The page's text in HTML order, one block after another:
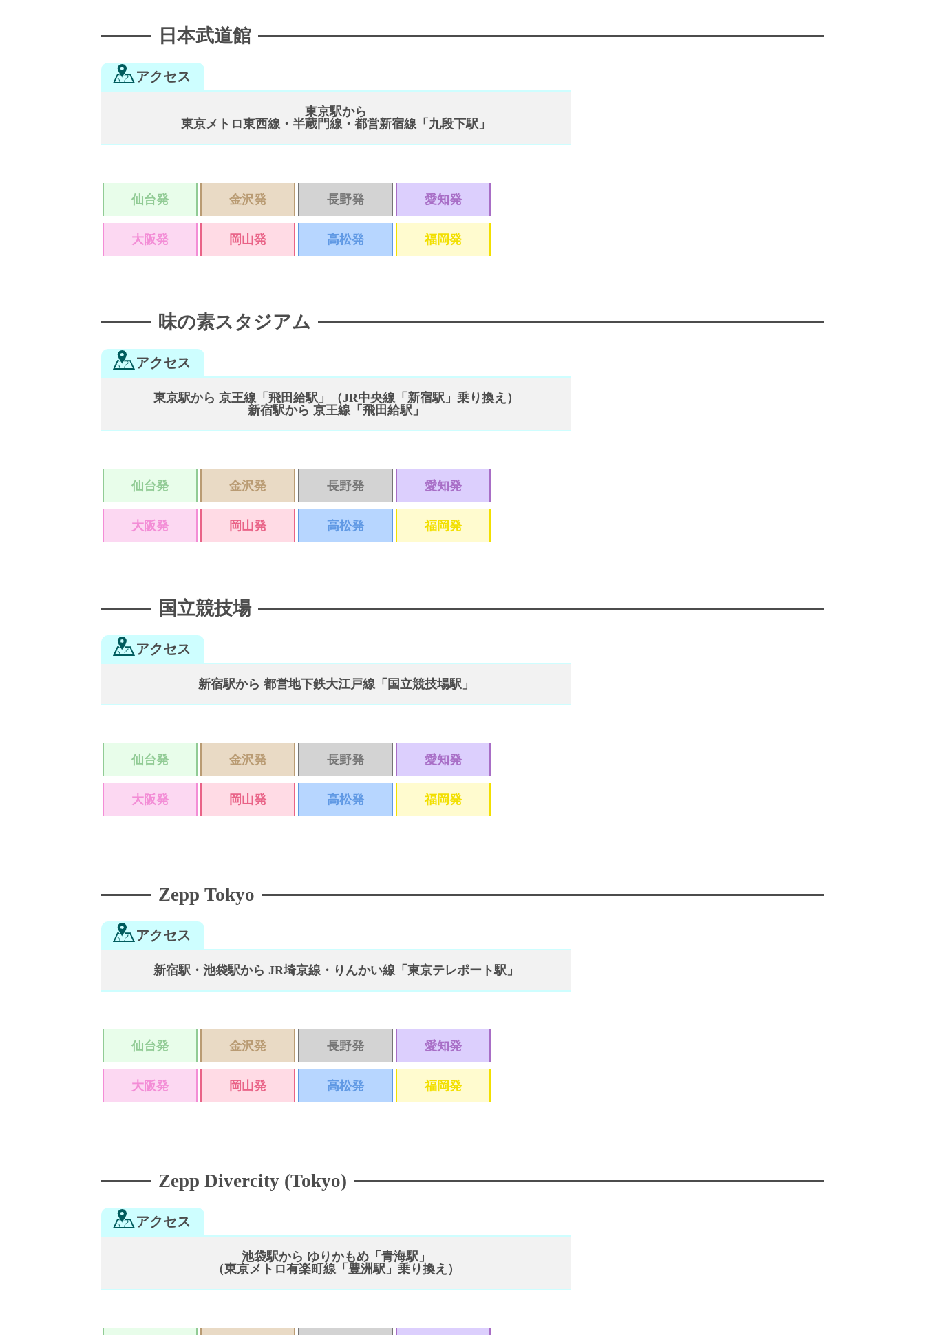
日本武道館
アクセス
東京駅から
東京メトロ東西線・半蔵門線・都営新宿線「九段下駅」
仙台発 金沢発 長野発 愛知発
大阪発 岡山発 高松発 福岡発
味の素スタジアム
アクセス
東京駅から 京王線「飛田給駅」（JR中央線「新宿駅」乗り換え）
新宿駅から 京王線「飛田給駅」
仙台発 金沢発 長野発 愛知発
大阪発 岡山発 高松発 福岡発
国立競技場
アクセス
新宿駅から 都営地下鉄大江戸線「国立競技場駅」
仙台発 金沢発 長野発 愛知発
大阪発 岡山発 高松発 福岡発
Zepp Tokyo
アクセス
新宿駅・池袋駅から JR埼京線・りんかい線「東京テレポート駅」
仙台発 金沢発 長野発 愛知発
大阪発 岡山発 高松発 福岡発
Zepp Divercity (Tokyo)
アクセス
池袋駅から ゆりかもめ「青海駅」
（東京メトロ有楽町線「豊洲駅」乗り換え）